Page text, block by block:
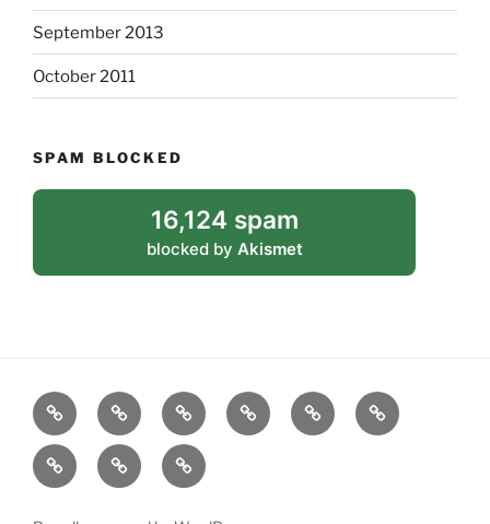
September 2013
October 2011
SPAM BLOCKED
16,124 spam
blocked by Akismet
blog biografiebibliografiepoëzie proza vodou
links contact ©Maria
Machelina